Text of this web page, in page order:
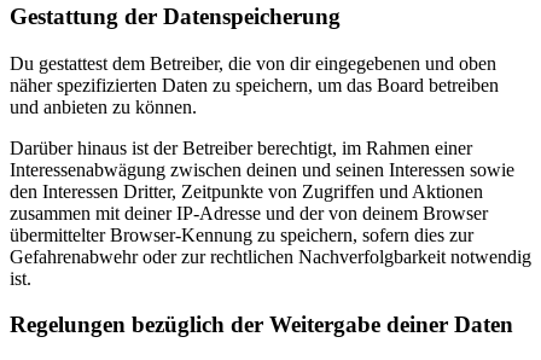
Gestattung der Datenspeicherung
Du gestattest dem Betreiber, die von dir eingegebenen und oben
näher spezifizierten Daten zu speichern, um das Board betreiben
und anbieten zu können.
Darüber hinaus ist der Betreiber berechtigt, im Rahmen einer
Interessenabwägung zwischen deinen und seinen Interessen sowie
den Interessen Dritter, Zeitpunkte von Zugriffen und Aktionen
zusammen mit deiner IP-Adresse und der von deinem Browser
übermittelter Browser-Kennung zu speichern, sofern dies zur
Gefahrenabwehr oder zur rechtlichen Nachverfolgbarkeit notwendig
ist.
Regelungen bezüglich der Weitergabe deiner Daten